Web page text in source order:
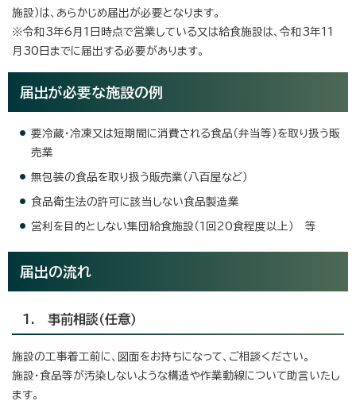
施設）は、あらかじめ届出が必要となります。
※令和3年6月1日時点で営業している又は給食施設は、令和3年11
月30日までに届出する必要があります。
届出が必要な施設の例
要冷蔵・冷凍又は短期間に消費される食品（弁当等）を取り扱う販
売業
無包装の食品を取り扱う販売業（八百屋など）
食品衛生法の許可に該当しない食品製造業
営利を目的としない集団給食施設（1回20食程度以上） 等
届出の流れ
1. 事前相談（任意）
施設の工事着工前に、図面をお持ちになって、ご相談ください。
施設・食品等が汚染しないような構造や作業動線について助言いたし
ます。